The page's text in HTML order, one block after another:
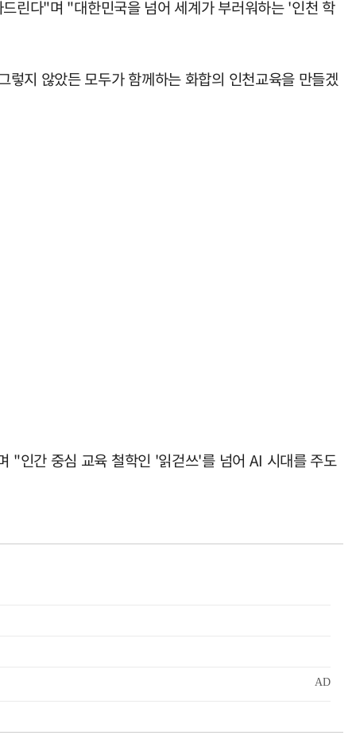
린다"며 "대한민국을 넘어 세계가 부러워하는 '인천 학
지 않았든 모두가 함께하는 화합의 인천교육을 만들겠
"인간 중심 교육 철학인 '읽걷쓰'를 넘어 AI 시대를 주도